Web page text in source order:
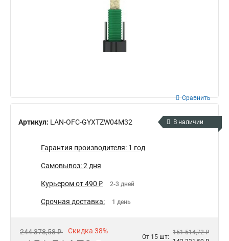
Артикул: LAN-OFC-GYXTZW04M32
Сравнить
В наличии
Гарантия производителя: 1 год
Самовывоз: 2 дня
Курьером от 490 ₽ 2-3 дней
Срочная доставка: 1 день
244 378,58 ₽ Скидка 38%
От 15 шт:
151 514,72 ₽